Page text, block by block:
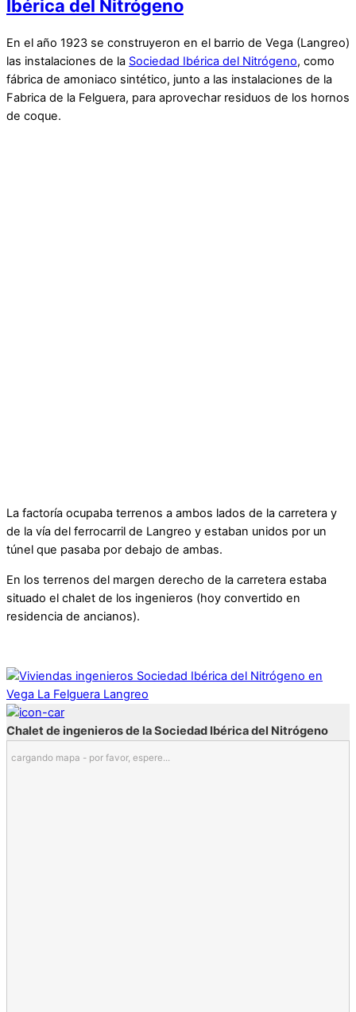
Ibérica del Nitrógeno
En el año 1923 se construyeron en el barrio de Vega (Langreo)
las instalaciones de la Sociedad Ibérica del Nitrógeno, como
fábrica de amoniaco sintético, junto a las instalaciones de la
Fabrica de la Felguera, para aprovechar residuos de los hornos
de coque.
La factoría ocupaba terrenos a ambos lados de la carretera y
de la vía del ferrocarril de Langreo y estaban unidos por un
túnel que pasaba por debajo de ambas.
En los terrenos del margen derecho de la carretera estaba
situado el chalet de los ingenieros (hoy convertido en
residencia de ancianos).
Chalet de ingenieros de la Sociedad Ibérica del Nitrógeno
cargando mapa - por favor, espere...